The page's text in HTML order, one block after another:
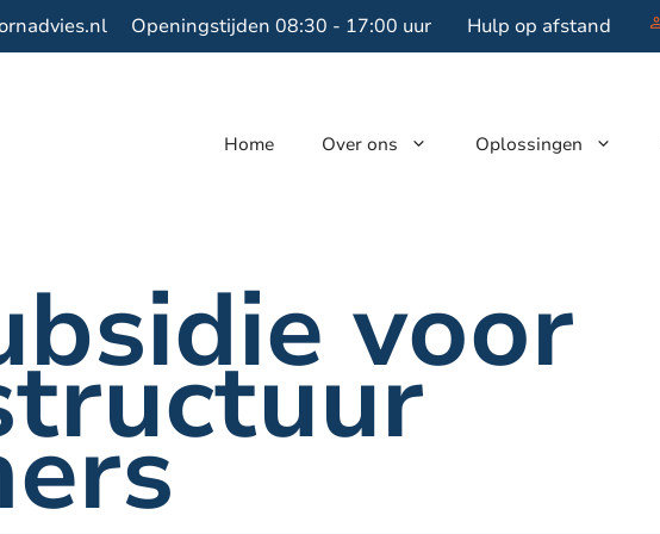
Openingstijden 08:30 - 17:00 uur Hulp op afstand
Home Over ons Oplossingen
voor